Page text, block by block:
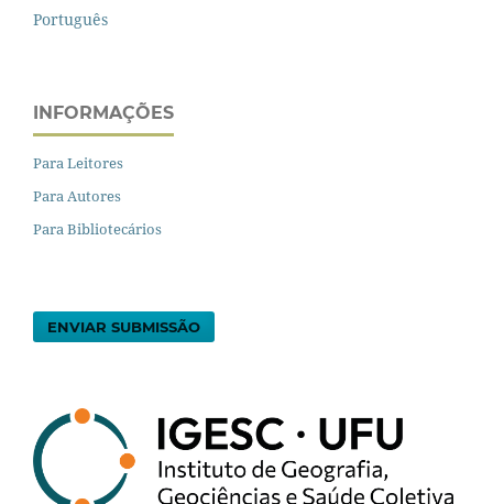
Português
INFORMAÇÕES
Para Leitores
Para Autores
Para Bibliotecários
ENVIAR SUBMISSÃO